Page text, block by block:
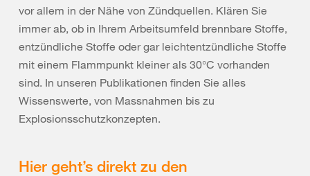
vor allem in der Nähe von Zündquellen. Klären Sie
immer ab, ob in Ihrem Arbeitsumfeld brennbare Stoffe,
entzündliche Stoffe oder gar leichtentzündliche Stoffe
mit einem Flammpunkt kleiner als 30°C vorhanden
sind. In unseren Publikationen finden Sie alles
Wissenswerte, von Massnahmen bis zu
Explosionsschutzkonzepten.
Hier geht’s direkt zu den